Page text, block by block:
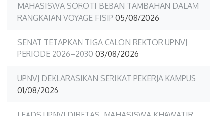
MAHASISWA SOROTI BEBAN TAMBAHAN DALAM
RANGKAIAN VOYAGE FISIP 05/08/2026
SENAT TETAPKAN TIGA CALON REKTOR UPNVJ
PERIODE 2026–2030 03/08/2026
UPNVJ DEKLARASIKAN SERIKAT PEKERJA KAMPUS
01/08/2026